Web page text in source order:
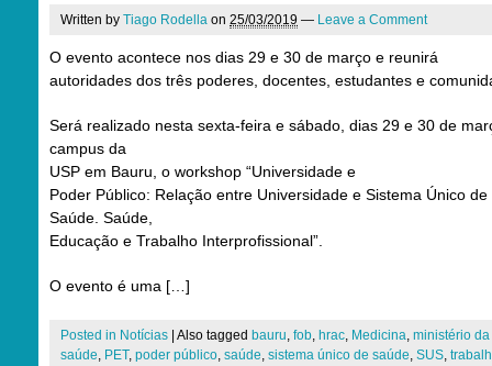
Written by Tiago Rodella on 25/03/2019 — Leave a Comment
O evento acontece nos dias 29 e 30 de março e reunirá
autoridades dos três poderes, docentes, estudantes e
Será realizado nesta sexta-feira e sábado, dias 29 e 30 de
campus da
USP em Bauru, o workshop “Universidade e
Poder Público: Relação entre Universidade e Sistema Único de
Saúde. Saúde,
Educação e Trabalho Interprofissional”.
O evento é uma […]
Posted in Notícias Also tagged bauru, fob, hrac, Medicina, ministério da
saúde, PET, poder público, saúde, sistema único de saúde, SUS,